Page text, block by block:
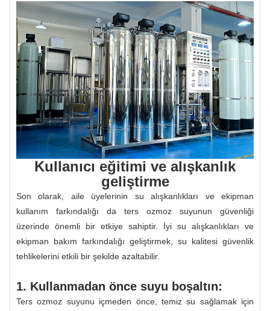
Kullanıcı eğitimi ve alışkanlık
geliştirme
Son olarak, aile üyelerinin su alışkanlıkları ve ekipman
kullanım farkındalığı da ters ozmoz suyunun güvenliği
üzerinde önemli bir etkiye sahiptir. İyi su alışkanlıkları ve
ekipman bakım farkındalığı geliştirmek, su kalitesi güvenlik
tehlikelerini etkili bir şekilde azaltabilir.
1. Kullanmadan önce suyu boşaltın:
Ters ozmoz suyunu içmeden önce, temiz su sağlamak için